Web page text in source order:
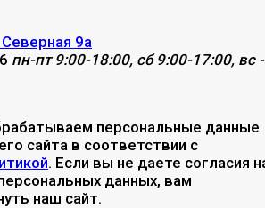
Северная 9а
пн-пт 9:00-18:00, сб 9:00-17:00, вс -
персональные данные
сайта в соответствии с
. Если вы не даете согласия
данных, вам
наш сайт.